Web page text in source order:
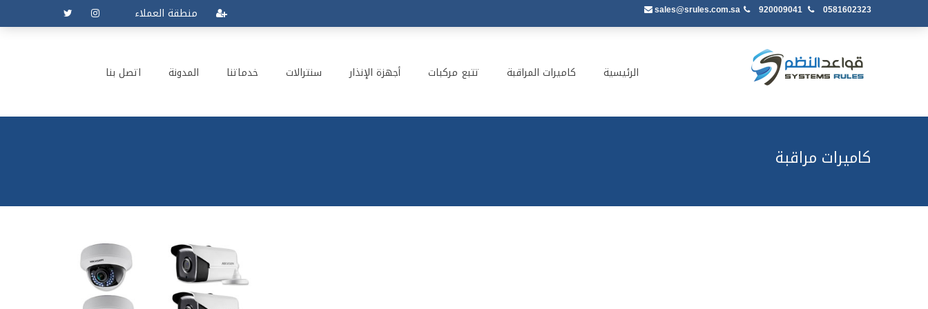
sales@srules.com.sa 920009041 0581602323 منطقة العملاء
الرئيسية كاميرات المراقبة تتبع مركبات أجهزة الإنذار سنترالات خدماتنا المدونة اتصل بنا
كاميرات مراقبة